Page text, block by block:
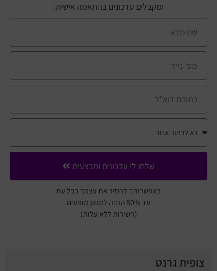
ומקבלים עדכונים בהתאמה אישית:
שלחו לי עדכונים ומבצעים
באפשרותך להסיר את עצמך בכל עת
עד 80% הנחה למגוון מופעים
(השירות ללא עלות)
צופית גרנט